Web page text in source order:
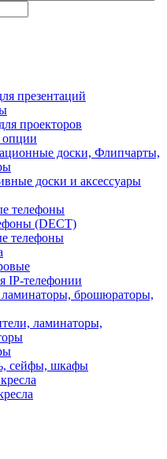
презентаций
проекторов
доски, Флипчарты,
доски и аксессуары
телефоны
(DECT)
телефоны
IP-телефонии
брошюраторы,
ламинаторы,
сейфы, шкафы